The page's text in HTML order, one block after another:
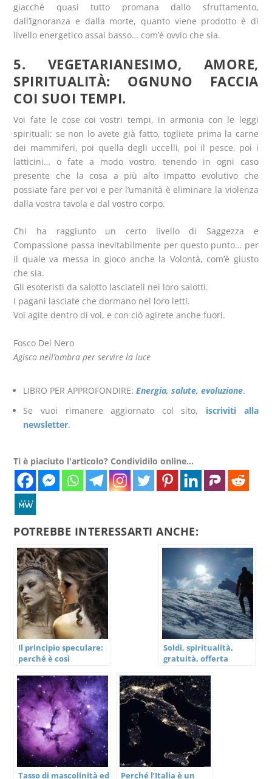
giacché quasi tutto promana dallo sfruttamento,
dall’ignoranza e dalla morte, quanto viene prodotto è di
livello energetico assai basso… com’è ovvio che sia.
5. VEGETARIANESIMO, AMORE,
SPIRITUALITÀ: OGNUNO FACCIA
COI SUOI TEMPI.
Voi fate le cose coi vostri tempi, in armonia con le leggi
spirituali: se non lo avete già fatto, togliete prima la carne
dei mammiferi, poi quella degli uccelli, poi il pesce, poi i
latticini… o fate a modo vostro, tenendo in ogni caso
presente che la cosa a più alto impatto evolutivo che
possiate fare per voi e per l’umanità è eliminare la violenza
dalla vostra tavola e dal vostro corpo.
Chi ha raggiunto un certo livello di Saggezza e
Compassione passa inevitabilmente per questo punto… per
il quale va messa in gioco anche la Volontà, com’è giusto
che sia.
Gli esoteristi da salotto lasciateli nei loro salotti.
I pagani lasciate che dormano nei loro letti.
Voi agite dentro di voi, e con ciò agirete anche fuori.
Fosco Del Nero
Agisco nell’ombra per servire laluce
LIBRO PER APPROFONDIRE:Energia, salute, evoluzione.
Se vuoi rimanere aggiornato col sito, iscriviti alla
newsletter.
Ti è piaciuto l'articolo? Condividilo online...
POTREBBE INTERESSARTI ANCHE:
Il principio speculare:
perché è così
così difficile
Soldi, spiritualità,
gratuità, offerta
ancora capito
Tasso di mascolinità ed Perché l’Italia è un